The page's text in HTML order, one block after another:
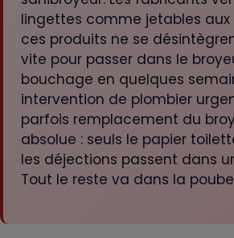
lingettes comme jetables
ces produits ne se
vite pour passer dans le
bouchage en quelques
intervention de plombier
parfois remplacement du
absolue : seuls le papier
les déjections passent dans
Tout le reste va dans la